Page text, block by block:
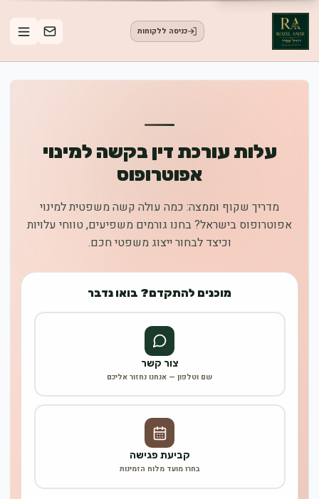
כניסה ללקוחות
עלות עורכת דין בקשה למינוי
אפוטרופוס
מדריך שקוף וממצה: כמה עולה קשה משפטית למינוי
אפוטרופוס בישראל? בחנו גורמים משפיעים, טווחי עלויות
וכיצד לבחור ייצוג משפטי חכם.
מוכנים להתקדם? בואו נדבר
צור קשר
שם וטלפון — אנחנו נחזור אליכם
קביעת פגישה
בחרו מועד מלוח הזמינות